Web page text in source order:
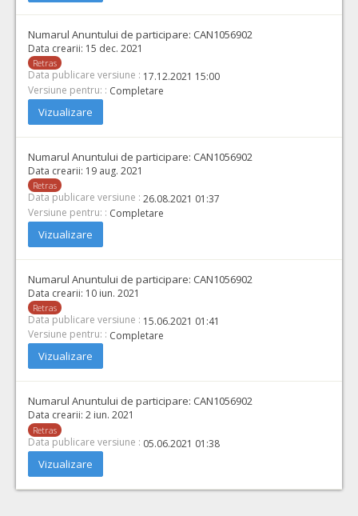
Numarul Anuntului de participare: CAN1056902
Data crearii: 15 dec. 2021
Retras
Data publicare versiune : 17.12.2021 15:00
Versiune pentru: : Completare
Vizualizare
Numarul Anuntului de participare: CAN1056902
Data crearii: 19 aug. 2021
Retras
Data publicare versiune : 26.08.2021 01:37
Versiune pentru: : Completare
Vizualizare
Numarul Anuntului de participare: CAN1056902
Data crearii: 10 iun. 2021
Retras
Data publicare versiune : 15.06.2021 01:41
Versiune pentru: : Completare
Vizualizare
Numarul Anuntului de participare: CAN1056902
Data crearii: 2 iun. 2021
Retras
Data publicare versiune : 05.06.2021 01:38
Vizualizare